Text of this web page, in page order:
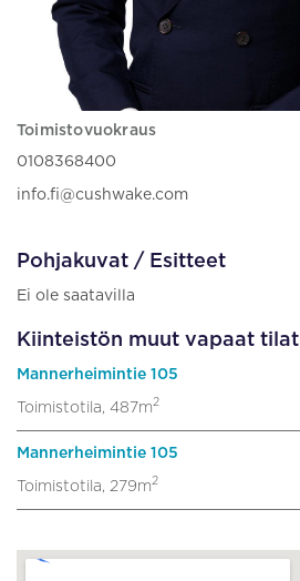
Toimistovuokraus
0108368400
info.fi@cushwake.com
Pohjakuvat / Esitteet
Ei ole saatavilla
Kiinteistön muut vapaat tilat
Mannerheimintie 105
Toimistotila, 487m2
Mannerheimintie 105
Toimistotila, 279m2